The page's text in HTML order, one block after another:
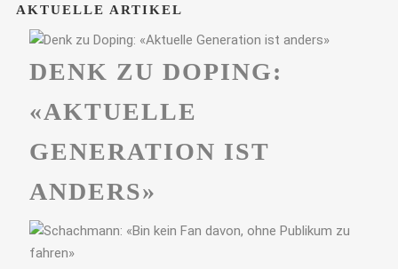
AKTUELLE ARTIKEL
DENK ZU DOPING:
«AKTUELLE
GENERATION IST
ANDERS»